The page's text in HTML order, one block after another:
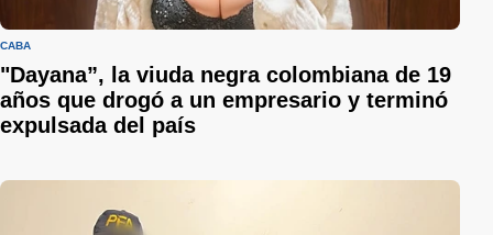
CABA
"Dayana”, la viuda negra colombiana de 19
años que drogó a un empresario y terminó
expulsada del país